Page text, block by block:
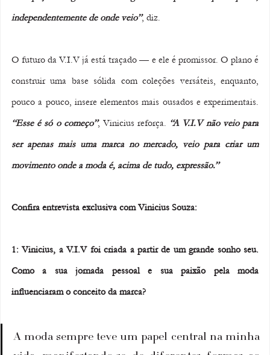
independentemente de onde veio”, diz.
O futuro da V.I.V já está traçado — e ele é promissor. O plano é
construir uma base sólida com coleções versáteis, enquanto,
“Esse é só o começo”, Vinicius reforça. “A V.I.V não veio para
ser apenas mais uma marca no mercado, veio para criar um
movimento onde a moda é, acima de tudo, expressão.”
Confira entrevista exclusiva com Vinicius Souza:
1: Vinicius, a V.I.V foi criada a partir de um grande sonho seu.
Como a sua jornada pessoal e sua paixão pela moda
influenciaram o conceito da marca?
A moda sempre teve um papel central na minha